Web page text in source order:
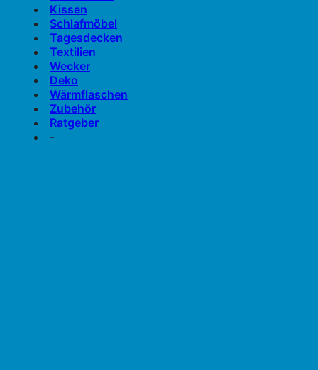
Kissen
Schlafmöbel
Tagesdecken
Textilien
Wecker
Deko
Wärmflaschen
Zubehör
Ratgeber
-